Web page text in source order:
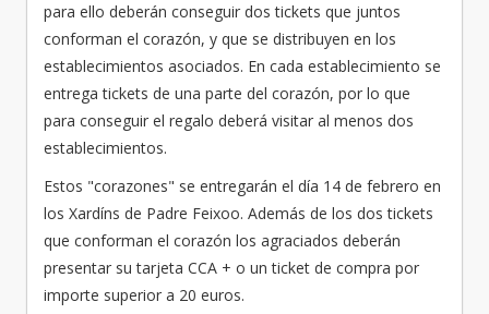
para ello deberán conseguir dos tickets que juntos
conforman el corazón, y que se distribuyen en los
establecimientos asociados. En cada establecimiento se
entrega tickets de una parte del corazón, por lo que
para conseguir el regalo deberá visitar al menos dos
establecimientos.
Estos "corazones" se entregarán el día 14 de febrero en
los Xardíns de Padre Feixoo. Además de los dos tickets
que conforman el corazón los agraciados deberán
presentar su tarjeta CCA + o un ticket de compra por
importe superior a 20 euros.